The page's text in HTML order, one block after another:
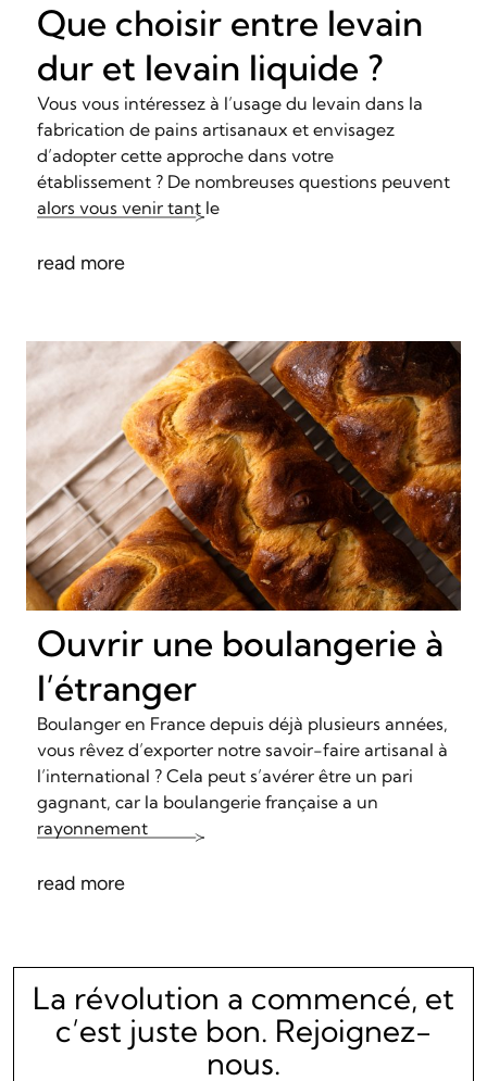
Que choisir entre levain
dur et levain liquide ?
Vous vous intéressez à l’usage du levain dans la
fabrication de pains artisanaux et envisagez
d’adopter cette approche dans votre
établissement ? De nombreuses questions peuvent
alors vous venir tant le
read more
Ouvrir une boulangerie à
l’étranger
Boulanger en France depuis déjà plusieurs années,
vous rêvez d’exporter notre savoir-faire artisanal à
l’international ? Cela peut s’avérer être un pari
gagnant, car la boulangerie française a un
rayonnement
read more
La révolution a commencé, et
c’est juste bon. Rejoignez-
nous.